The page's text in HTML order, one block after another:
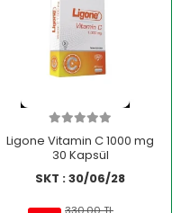
Ligone Vitamin C 1000 mg
30 Kapsül
SKT : 30/06/28
330,00 TL